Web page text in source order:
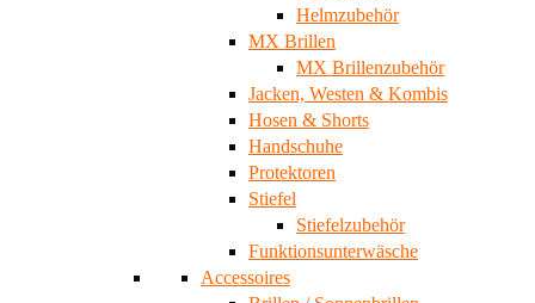
Helmzubehör
MX Brillen
MX Brillenzubehör
Jacken, Westen & Kombis
Hosen & Shorts
Handschuhe
Protektoren
Stiefel
Stiefelzubehör
Funktionsunterwäsche
Accessoires